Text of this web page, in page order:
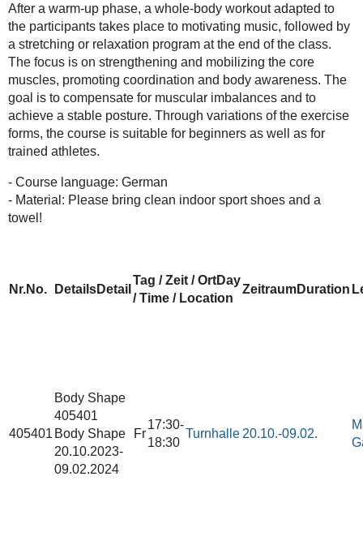
After a warm-up phase, a whole-body workout adapted to
the participants takes place to motivating music, followed by
a stretching or relaxation program at the end of the class.
The focus is on strengthening and mobilizing the core
muscles, promoting coordination and body awareness. The
goal is to compensate for muscular imbalances and to
achieve a stable posture. Through variations of the exercise
forms, the course is suitable for beginners as well as for
trained athletes.
- Course language: German
- Material: Please bring clean indoor sport shoes and a
towel!
Nr.No. DetailsDetail
Tag / Zeit / OrtDay
/ Time / Location
ZeitraumDuration
405401
Body Shape
405401
Body Shape
20.10.2023-
09.02.2024
Fr
17:30-
18:30
Turnhalle 20.10.-09.02.